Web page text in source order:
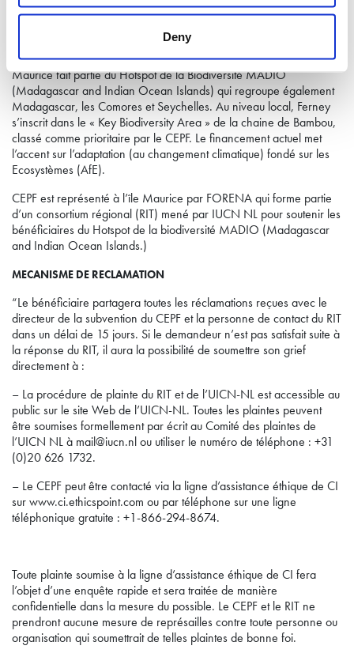
Deny
protéger les points chauds (ou « hotspots ») de la biodiversité
mondiale, qui comptent parmi les écosystèmes terrestres les plus
riches sur le plan biologique, pourtant menacés.
Maurice fait partie du Hotspot de la Biodiversité MADIO
(Madagascar and Indian Ocean Islands) qui regroupe également
Madagascar, les Comores et Seychelles. Au niveau local, Ferney
s’inscrit dans le « Key Biodiversity Area » de la chaine de Bambou,
classé comme prioritaire par le CEPF. Le financement actuel met
l’accent sur l’adaptation (au changement climatique) fondé sur les
Ecosystèmes (AfE).
CEPF est représenté à l’île Maurice par FORENA qui forme partie
d’un consortium régional (RIT) mené par IUCN NL pour soutenir les
bénéficiaires du Hotspot de la biodiversité MADIO (Madagascar
and Indian Ocean Islands.)
MECANISME DE RECLAMATION
“Le bénéficiaire partagera toutes les réclamations reçues avec le
directeur de la subvention du CEPF et la personne de contact du RIT
dans un délai de 15 jours. Si le demandeur n’est pas satisfait suite à
la réponse du RIT, il aura la possibilité de soumettre son grief
directement à :
– La procédure de plainte du RIT et de l’UICN-NL est accessible au
public sur le site Web de l’UICN-NL. Toutes les plaintes peuvent
être soumises formellement par écrit au Comité des plaintes de
l’UICN NL à mail@iucn.nl ou utiliser le numéro de téléphone : +31
(0)20 626 1732.
– Le CEPF peut être contacté via la ligne d’assistance éthique de CI
sur www.ci.ethicspoint.com ou par téléphone sur une ligne
téléphonique gratuite : +1-866-294-8674.
Toute plainte soumise à la ligne d’assistance éthique de CI fera
l’objet d’une enquête rapide et sera traitée de manière
confidentielle dans la mesure du possible. Le CEPF et le RIT ne
prendront aucune mesure de représailles contre toute personne ou
organisation qui soumettrait de telles plaintes de bonne foi.